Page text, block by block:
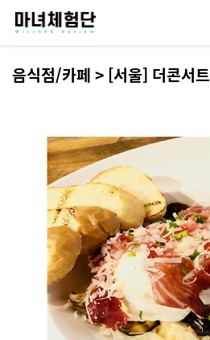
음식점/카페 > [서울] 더콘서트